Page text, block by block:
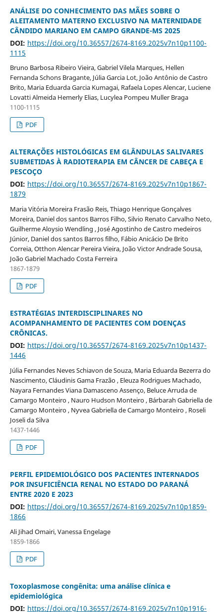
ANÁLISE DO CONHECIMENTO DAS MÃES SOBRE O
ALEITAMENTO MATERNO EXCLUSIVO NA MATERNIDADE
CÂNDIDO MARIANO EM CAMPO GRANDE-MS 2025
DOI: https://doi.org/10.36557/2674-8169.2025v7n10p1100-
1115
Bruno Barbosa Ribeiro Vieira, Gabriel Vilela Marques, Hellen
Fernanda Schons Bragante, Júlia Garcia Lot, João Antônio de Castro
Brito, Maria Eduarda Garcia Kumagai, Rafaela Lopes Alencar, Luciene
Lovatti Almeida Hemerly Elias, Lucylea Pompeu Muller Braga
1100-1115
PDF
ALTERAÇÕES HISTOLÓGICAS EM GLÂNDULAS SALIVARES
SUBMETIDAS À RADIOTERAPIA EM CÂNCER DE CABEÇA E
PESCOÇO
DOI: https://doi.org/10.36557/2674-8169.2025v7n10p1867-
1879
Maria Vitória Moreira Frasão Reis, Thiago Henrique Gonçalves
Moreira, Daniel dos santos Barros Filho, Silvio Renato Carvalho Neto,
Guilherme Aloysio Wendling , José Agostinho de Castro medeiros
Júnior, Daniel dos santos Barros filho, Fábio Anicácio De Brito
Correia, Otthon Alencar Pereira Vieira, João Victor Andrade Sousa,
João Gabriel Machado Costa Ferreira
1867-1879
PDF
ESTRATÉGIAS INTERDISCIPLINARES NO
ACOMPANHAMENTO DE PACIENTES COM DOENÇAS
CRÔNICAS.
DOI: https://doi.org/10.36557/2674-8169.2025v7n10p1437-
1446
Júlia Fernandes Neves Schiavon de Souza, Maria Eduarda Bezerra do
Nascimento, Cláudinis Gama Frazão , Eleuza Rodrigues Machado,
Nayara Fernandes Viana Damasceno Assenço, Beluce Arruda de
Camargo Monteiro , Nauro Hudson Monteiro , Bárbarah Gabriella de
Camargo Monteiro , Nyvea Gabriella de Camargo Monteiro , Roseli
Joseli da Silva
1437-1446
PDF
PERFIL EPIDEMIOLÓGICO DOS PACIENTES INTERNADOS
POR INSUFICIÊNCIA RENAL NO ESTADO DO PARANÁ
ENTRE 2020 E 2023
DOI: https://doi.org/10.36557/2674-8169.2025v7n10p1859-
1866
Ali Jihad Omairi, Vanessa Engelage
1859-1866
PDF
Toxoplasmose congênita: uma análise clínica e
epidemiológica
DOI: https://doi.org/10.36557/2674-8169.2025v7n10p1916-